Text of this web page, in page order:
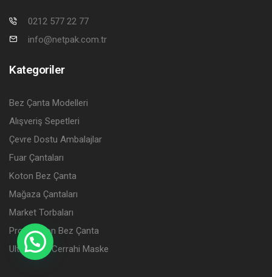
Kategoriler
Bez Çanta Modelleri
Alışveriş Sepetleri
Çevre Dostu Ambalajlar
Fuar Çantaları
Koton Bez Çanta
Mağaza Çantaları
Market Torbaları
Promosyon Bez Çanta
Ultramask Cerrahi Maske
0212 577 22 77
info@netpak.com.tr